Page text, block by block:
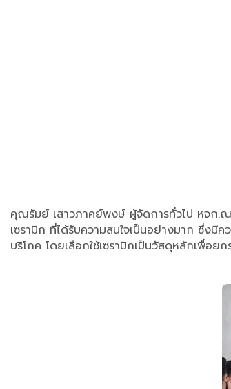
คุณรัมย์ เสาวภาคย์พงษ์ ผู้จัดการทั่วไป หจก.
เซรามิก ที่ได้รับความสนใจเป็นอย่างมาก ซึ่
บริโภค โดยเลือกใช้เซรามิกเป็นวัสดุหลักเพื่